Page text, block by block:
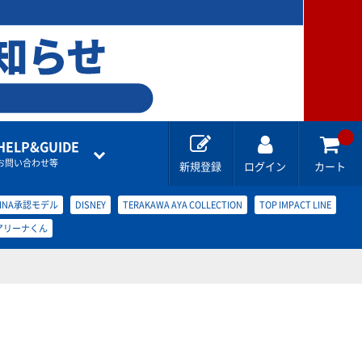
問い合わせ等 新規登録 ログイン カート
承認モデル DISNEY TERAKAWA AYA COLLECTION TOP IMPACT LINE
リーナくん